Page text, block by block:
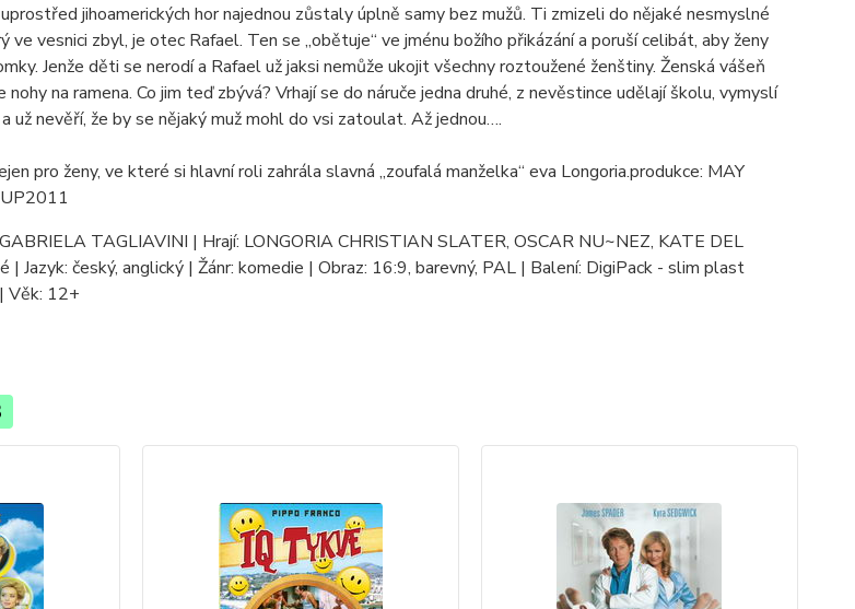
jihoamerických hor najednou zůstaly úplně samy bez mužů. Ti zmizeli do nějaké nesmyslné
ve vesnici zbyl, je otec Rafael. Ten se „obětuje“ ve jménu božího přikázání a poruší celibát, aby ženy
Jenže děti se nerodí a Rafael už jaksi nemůže ukojit všechny roztoužené ženštiny. Ženská vášeň
nohy na ramena. Co jim teď zbývá? Vrhají se do náruče jedna druhé, z nevěstince udělají školu, vymyslí
už nevěří, že by se nějaký muž mohl do vsi zatoulat. Až jednou….
pro ženy, ve které si hlavní roli zahrála slavná „zoufalá manželka“ eva Longoria.produkce: MAY
TAGLIAVINI | Hrají: LONGORIA CHRISTIAN SLATER, OSCAR NU~NEZ, KATE DEL
Jazyk: český, anglický | Žánr: komedie | Obraz: 16:9, barevný, PAL | Balení: DigiPack - slim plast
Věk: 12+